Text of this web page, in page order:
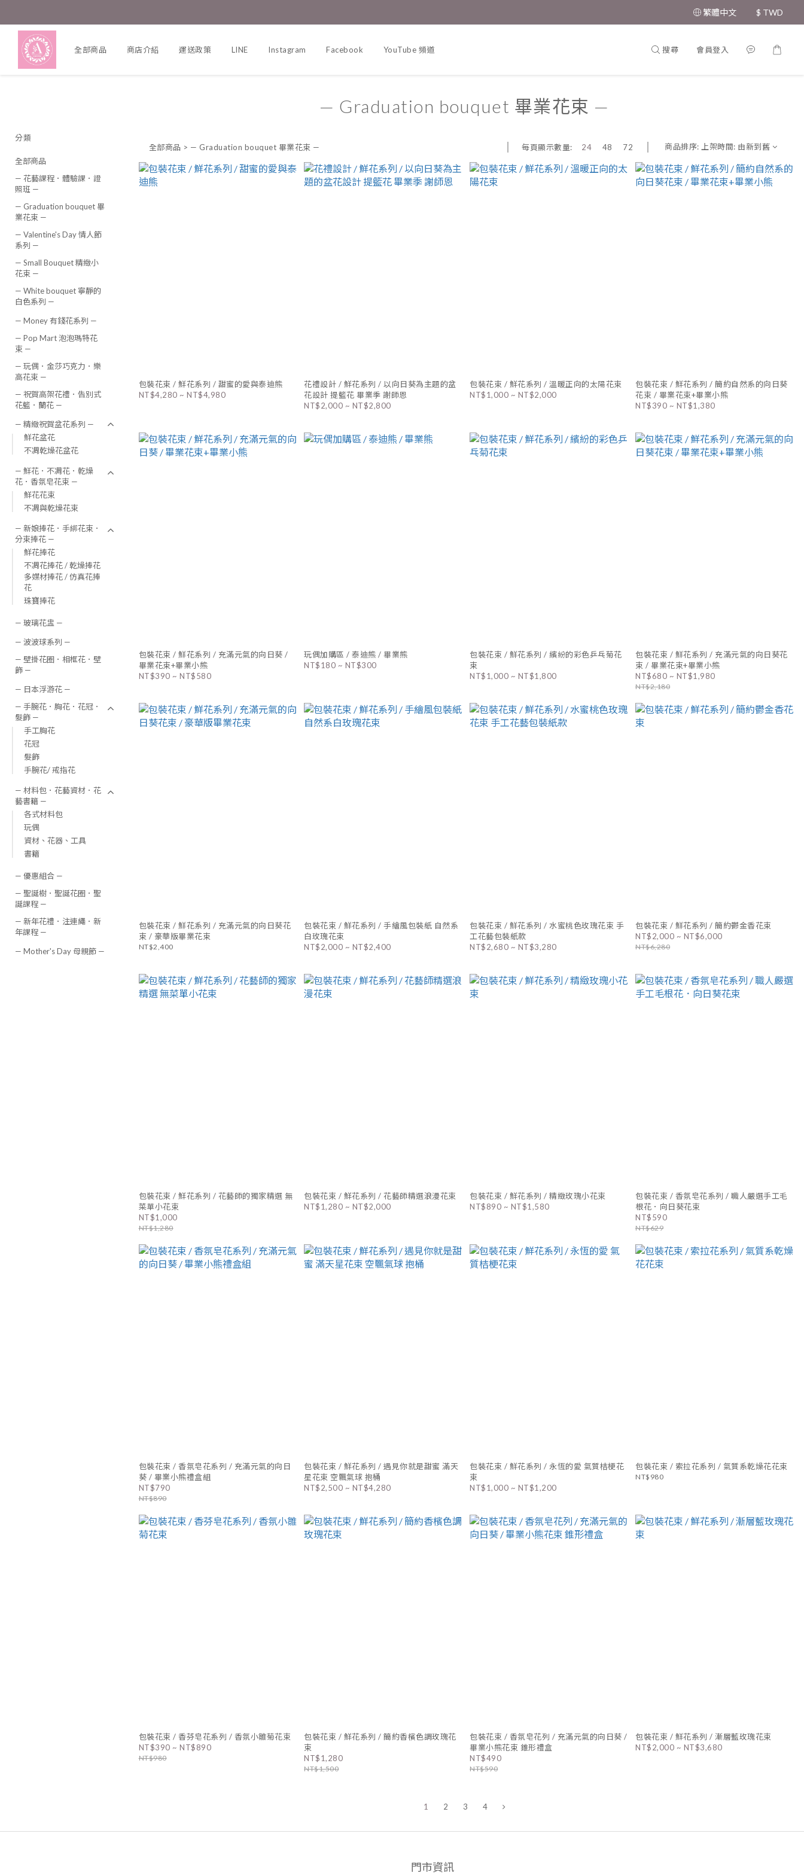
繁體中文 $ TWD
全部商品 商店介紹 運送政策 LINE Instagram Facebook YouTube 頻道 搜尋 會員登入
分類
全部商品
— 花藝課程．體驗課．證
照班 —
— Graduation bouquet 畢
業花束 —
— Valentine's Day 情人節
系列 —
— Small Bouquet 精緻小
花束 —
— White bouquet 寧靜的
白色系列 —
— Money 有錢花系列 —
— Pop Mart 泡泡瑪特花
束 —
— 玩偶．金莎巧克力．樂
高花束 —
— 祝賀高架花禮．告別式
花籃．蘭花 —
— 精緻祝賀盆花系列 —
鮮花盆花
不凋乾燥花盆花
— 鮮花．不凋花．乾燥
花．香氛皂花束 —
鮮花花束
不凋與乾燥花束
— 新娘捧花．手綁花束．
分束捧花 —
鮮花捧花
不凋花捧花 / 乾燥捧花
多媒材捧花 / 仿真花捧
花
珠寶捧花
— 玻璃花盅 —
— 波波球系列 —
— 壁掛花圈．相框花．壁
飾 —
— 日本浮游花 —
— 手腕花．胸花．花冠．
髮飾 —
手工胸花
花冠
髮飾
手腕花/ 戒指花
— 材料包．花藝資材．花
藝書籍 —
各式材料包
玩偶
資材、花器、工具
書籍
— 優惠組合 —
— 聖誕樹．聖誕花圈．聖
誕課程 —
— 新年花禮．注連繩．新
年課程 —
— Mother's Day 母親節 —
— Graduation bouquet 畢業花束 —
全部商品 > — Graduation bouquet 畢業花束 — 每頁顯示數量: 24 48 72 商品排序: 上架時間: 由新到舊
包裝花束 / 鮮花系列 / 甜蜜的愛與泰迪熊
NT$4,280 ~ NT$4,980
花禮設計 / 鮮花系列 / 以向日葵為主題的盆
花設計 提籃花 畢業季 謝師恩
NT$2,000 ~ NT$2,800
包裝花束 / 鮮花系列 / 溫暖正向的太陽花束
NT$1,000 ~ NT$2,000
包裝花束 / 鮮花系列 / 簡約自然系的向日葵
花束 / 畢業花束+畢業小熊
NT$390 ~ NT$1,380
包裝花束 / 鮮花系列 / 充滿元氣的向日葵 /
畢業花束+畢業小熊
NT$390 ~ NT$580
玩偶加購區 / 泰迪熊 / 畢業熊
NT$180 ~ NT$300
包裝花束 / 鮮花系列 / 繽紛的彩色乒乓菊花
束
NT$1,000 ~ NT$1,800
包裝花束 / 鮮花系列 / 充滿元氣的向日葵花
束 / 畢業花束+畢業小熊
NT$680 ~ NT$1,980
NT$2,180
包裝花束 / 鮮花系列 / 充滿元氣的向日葵花
束 / 豪華版畢業花束
NT$2,400
包裝花束 / 鮮花系列 / 手繪風包裝紙 自然系
白玫瑰花束
NT$2,000 ~ NT$2,400
包裝花束 / 鮮花系列 / 水蜜桃色玫瑰花束 手
工花藝包裝紙款
NT$2,680 ~ NT$3,280
包裝花束 / 鮮花系列 / 簡約鬱金香花束
NT$2,000 ~ NT$6,000
NT$6,280
包裝花束 / 鮮花系列 / 花藝師的獨家精選 無
菜單小花束
NT$1,000
NT$1,280
包裝花束 / 鮮花系列 / 花藝師精選浪漫花束
NT$1,280 ~ NT$2,000
包裝花束 / 鮮花系列 / 精緻玫瑰小花束
NT$890 ~ NT$1,580
包裝花束 / 香氛皂花系列 / 職人嚴選手工毛
根花．向日葵花束
NT$590
NT$629
包裝花束 / 香氛皂花系列 / 充滿元氣的向日
葵 / 畢業小熊禮盒組
NT$790
NT$890
包裝花束 / 鮮花系列 / 遇見你就是甜蜜 滿天
星花束 空飄氣球 抱桶
NT$2,500 ~ NT$4,280
包裝花束 / 鮮花系列 / 永恆的愛 氣質桔梗花
束
NT$1,000 ~ NT$1,200
包裝花束 / 索拉花系列 / 氣質系乾燥花花束
NT$980
包裝花束 / 香芬皂花系列 / 香氛小雛菊花束
NT$390 ~ NT$890
NT$980
包裝花束 / 鮮花系列 / 簡約香檳色調玫瑰花
束
NT$1,280
NT$1,500
包裝花束 / 香氛皂花列 / 充滿元氣的向日葵 /
畢業小熊花束 錐形禮盒
NT$490
NT$590
包裝花束 / 鮮花系列 / 漸層藍玫瑰花束
NT$2,000 ~ NT$3,680
1 2 3 4
門市資訊